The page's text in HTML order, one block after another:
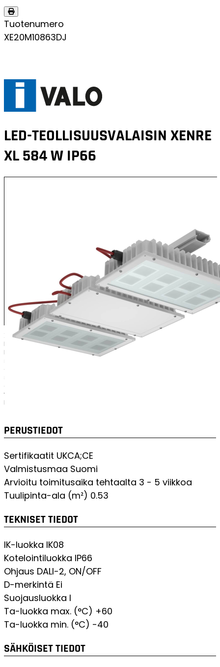
Tuotenumero
XE20M10863DJ
LED-TEOLLISUUSVALAISIN
XL 584 W IP66
XENRE XL -syväsäteilijä soveltuu erinomaisesti teollisuuden
korkeisiin asennuskohteisiin, jotka vaativat valaisimelta erityistä
kestävyyttä. Tyypillisiä sovellusalueita ovat mm. paperi- ja
sellutehtaat, terästehtaat sekä valimot. Liitäntälaitteet on sijoitettu
erilliseen liitäntälaiteosaan. Ratkaisu sisältää kaksi valaisinosaa
sekä asennuskiinnikkeen, joka mahdollistaa valaisin- ja
ohjausosien irrottamisen erikseen mahdollisia huoltotoimenpiteitä
varten. Valaisinosat on varustettu pikaliittimellä. Osien välinen
kaapeli sisältyy toimitukseen.
PERUSTIEDOT
Sertifikaatit UKCA;CE
Valmistusmaa Suomi
Arvioitu toimitusaika tehtaalta 3 - 5 viikkoa
Tuulipinta-ala (m²) 0.53
TEKNISET TIEDOT
IK-luokka IK08
Kotelointiluokka IP66
Ohjaus DALI-2, ON/OFF
D-merkintä Ei
Suojausluokka I
Ta-luokka max. (°C) +60
Ta-luokka min. (°C) -40
SÄHKÖISET TIEDOT